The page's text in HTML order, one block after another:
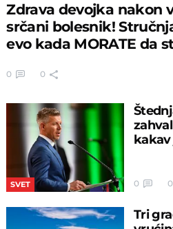
Zdrava devojka nakon
srčani bolesnik!
evo kada MORATE da
0 0
SVET 0 0
Tri